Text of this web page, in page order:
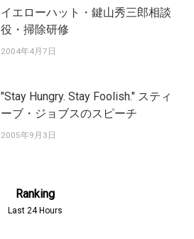
イエローハット・鍵山秀三郎相談
役・掃除研修
2004年4月7日
"Stay Hungry. Stay Foolish." スティ
ーブ・ジョブスのスピーチ
2005年9月3日
Ranking
Last 24 Hours